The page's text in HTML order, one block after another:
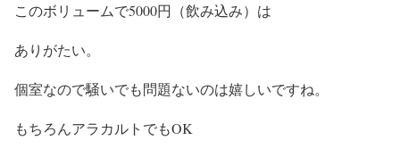
このボリュームで5000円（飲み込み）は
ありがたい。
個室なので騒いでも問題ないのは嬉しいですね。
もちろんアラカルトでもOK